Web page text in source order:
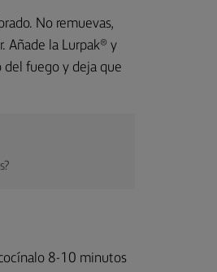
No remuevas,
Añade la Lurpak® y
del fuego y deja que
8-10 minutos